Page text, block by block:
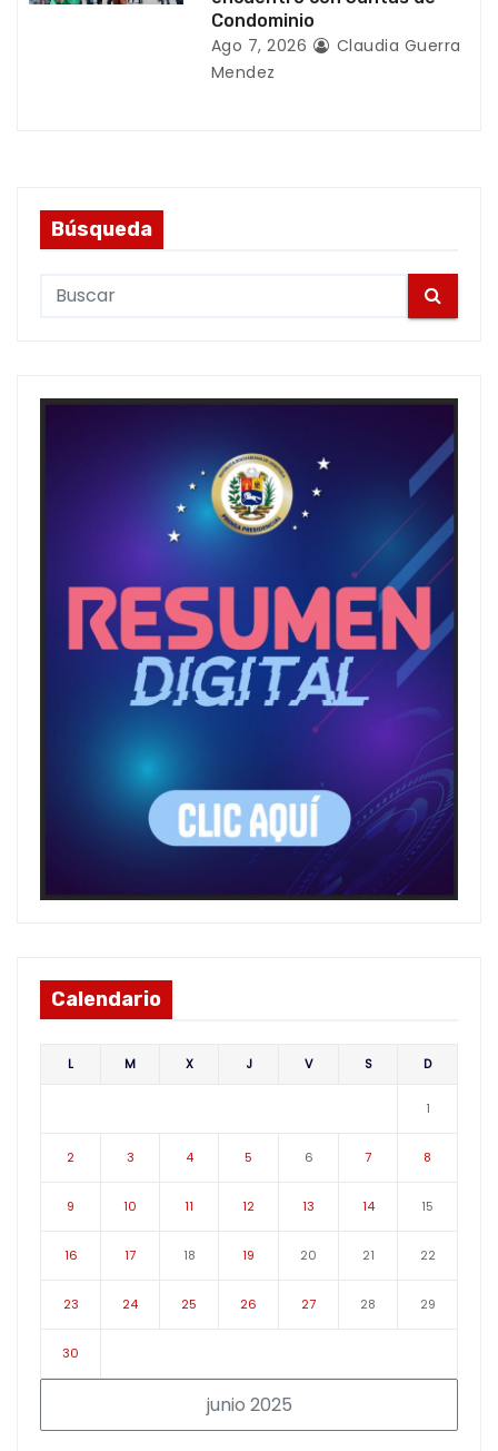
Condominio
Ago 7, 2026
Claudia Guerra
Mendez
Búsqueda
c
Calendario
junio 2025
L M X J V S D
1
2 3 4 5 6 7 8
9 10 11 12 13 14 15
16 17 18 19 20 21 22
23 24 25 26 27 28 29
30